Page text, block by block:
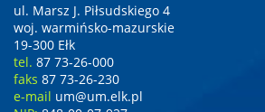
ul. Marsz J. Piłsudskiego 4
woj. warmińsko-mazurskie
19-300 Ełk
tel. 87 73-26-000
faks 87 73-26-230
e-mail um@um.elk.pl